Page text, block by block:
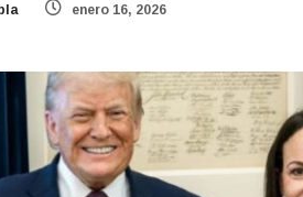
enero 16, 2026